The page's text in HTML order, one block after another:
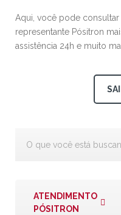
Aqui, você pode
representante Pósitron
assistência 24h e muito
ATENDIMENTO
PÓSITRON